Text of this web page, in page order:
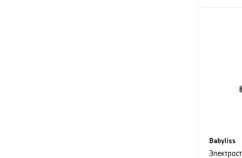
Babyliss